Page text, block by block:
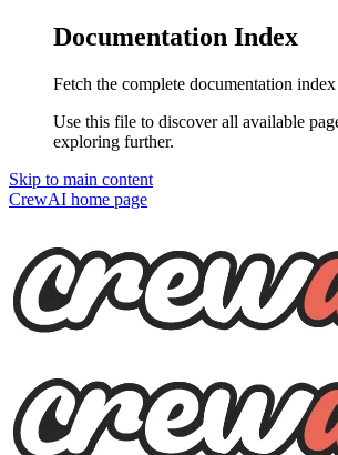
Documentation Index
Fetch the complete documentation index
Use this file to discover all available
exploring further.
Skip to main content
CrewAI home page